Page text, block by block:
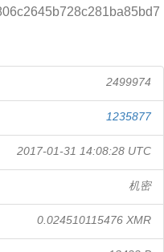
2499974
1235877
2017-01-31 14:08:28 UTC
机密
0.024510115476 XMR